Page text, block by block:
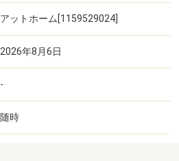
アットホーム[1159529024]
2026年8月6日
-
随時